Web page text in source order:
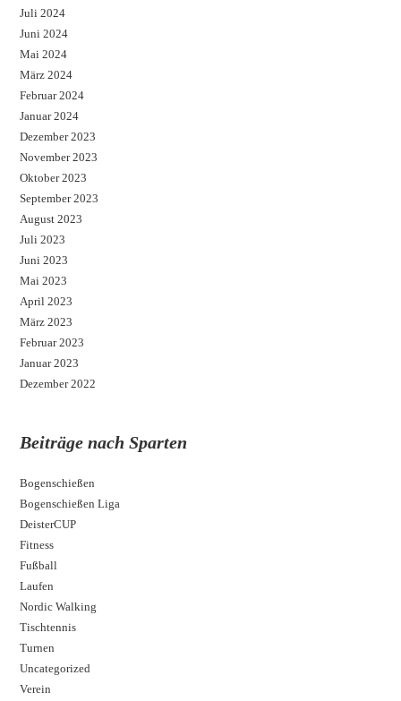
Juli 2024
Juni 2024
Mai 2024
März 2024
Februar 2024
Januar 2024
Dezember 2023
November 2023
Oktober 2023
September 2023
August 2023
Juli 2023
Juni 2023
Mai 2023
April 2023
März 2023
Februar 2023
Januar 2023
Dezember 2022
Beiträge nach Sparten
Bogenschießen
Bogenschießen Liga
DeisterCUP
Fitness
Fußball
Laufen
Nordic Walking
Tischtennis
Turnen
Uncategorized
Verein